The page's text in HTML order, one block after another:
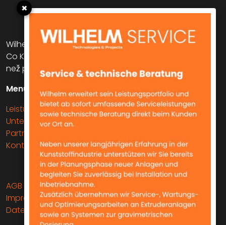
×
Wilhelm T & P GmbH (dříve Friedrich Wilhelm GmbH &
Co KG) je obchodní a poradenská společnost již více
než pět desetiletí.
Menu
Leistungen
Unternehmen
Partner & Vertretungen
Kontakt
AGB
Impressum
Datenschutz